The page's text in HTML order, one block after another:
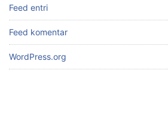
Feed entri
Feed komentar
WordPress.org